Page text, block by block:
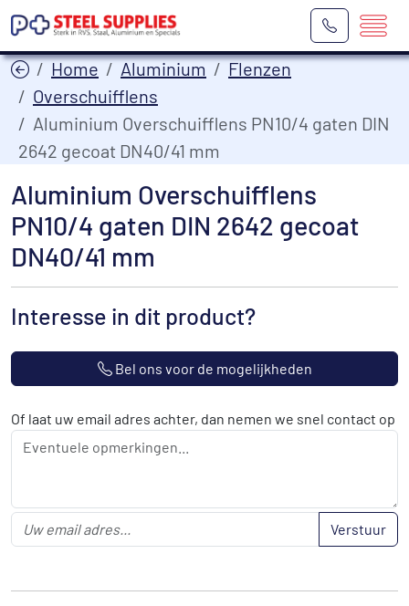
Home Aluminium
Flenzen
Overschuifflens
Aluminium Overschuifflens PN10/4 gaten DIN
2642 gecoat DN40/41 mm
Aluminium Overschuifflens
PN10/4 gaten DIN 2642 gecoat
DN40/41 mm
Interesse in dit product?
Bel ons voor de mogelijkheden
Of laat uw email adres achter, dan nemen we snel contact op
Verstuur